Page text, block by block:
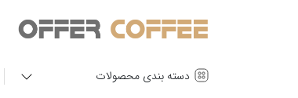
دسته بندی محصولات